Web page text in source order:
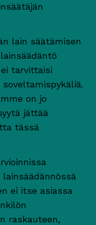
lain säätämisen
tarvittaisi
on jo
jättää
tässä
ei itse asiassa
raskauteen,